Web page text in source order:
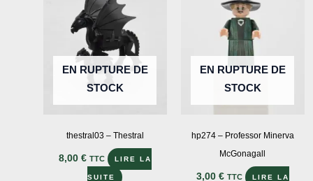
EN RUPTURE DE
STOCK
thestral03 – Thestral
8,00 € TTC LIRE LA
SUITE
EN RUPTURE DE
STOCK
hp274 – Professor Minerva
McGonagall
3,00 € TTC LIRE LA